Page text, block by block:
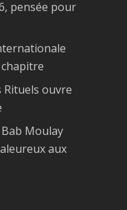
pensée pour
Rituels ouvre
Moulay
aux